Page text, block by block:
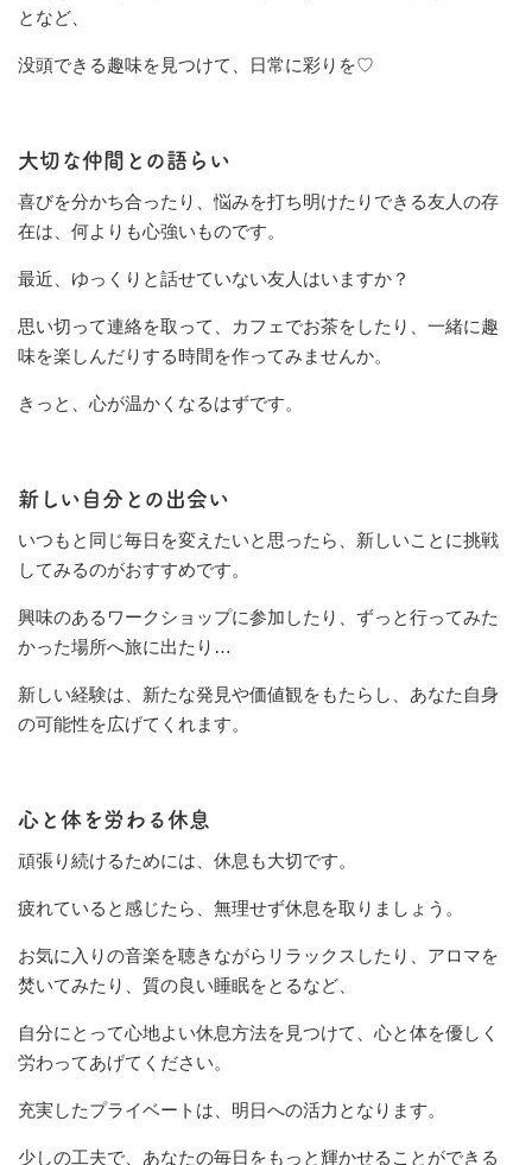
となど、
没頭できる趣味を見つけて、日常に彩りを♡
大切な仲間との語らい
喜びを分かち合ったり、悩みを打ち明けたりできる友人の存
在は、何よりも心強いものです。
最近、ゆっくりと話せていない友人はいますか？
思い切って連絡を取って、カフェでお茶をしたり、一緒に趣
味を楽しんだりする時間を作ってみませんか。
きっと、心が温かくなるはずです。
新しい自分との出会い
いつもと同じ毎日を変えたいと思ったら、新しいことに挑戦
してみるのがおすすめです。
興味のあるワークショップに参加したり、ずっと行ってみた
かった場所へ旅に出たり…
新しい経験は、新たな発見や価値観をもたらし、あなた自身
の可能性を広げてくれます。
心と体を労わる休息
頑張り続けるためには、休息も大切です。
疲れていると感じたら、無理せず休息を取りましょう。
お気に入りの音楽を聴きながらリラックスしたり、アロマを
焚いてみたり、質の良い睡眠をとるなど、
自分にとって心地よい休息方法を見つけて、心と体を優しく
労わってあげてください。
充実したプライベートは、明日への活力となります。
少しの工夫で、あなたの毎日をもっと輝かせることができる